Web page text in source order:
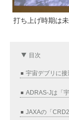
打ち上げ時期は
目次
宇宙デブリに接
ADRAS-Jは「
JAXAの「